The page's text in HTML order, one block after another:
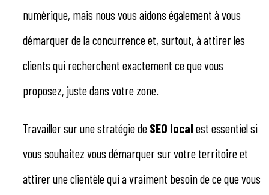
numérique, mais nous vous aidons également à vous
démarquer de la concurrence et, surtout, à attirer les
clients qui recherchent exactement ce que vous
proposez, juste dans votre zone.
Travailler sur une stratégie de SEO local est essentiel si
vous souhaitez vous démarquer sur votre territoire et
attirer une clientèle qui a vraiment besoin de ce que vous